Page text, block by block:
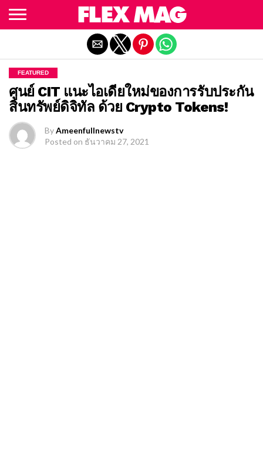
FEATURED
ศูนย์ CIT แนะไอเดียใหม่ของการรับประกัน
สินทรัพย์ดิจิทัล ด้วย Crypto Tokens!
ByAmeenfullnewstv
Posted on ธันวาคม 27, 2021
Exit mobile version